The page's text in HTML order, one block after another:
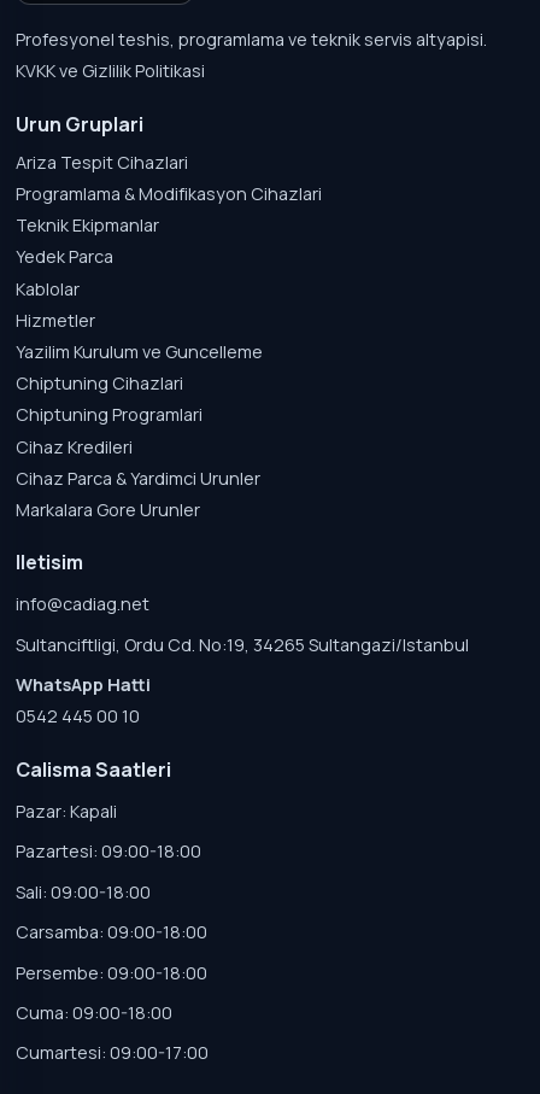
Profesyonel teshis, programlama ve teknik servis altyapisi.
KVKK ve Gizlilik Politikasi
Urun Gruplari
Ariza Tespit Cihazlari
Programlama & Modifikasyon Cihazlari
Teknik Ekipmanlar
Yedek Parca
Kablolar
Hizmetler
Yazilim Kurulum ve Guncelleme
Chiptuning Cihazlari
Chiptuning Programlari
Cihaz Kredileri
Cihaz Parca & Yardimci Urunler
Markalara Gore Urunler
Iletisim
info@cadiag.net
Sultanciftligi, Ordu Cd. No:19, 34265 Sultangazi/Istanbul
WhatsApp Hatti
0542 445 00 10
Calisma Saatleri
Pazar: Kapali
Pazartesi: 09:00-18:00
Sali: 09:00-18:00
Carsamba: 09:00-18:00
Persembe: 09:00-18:00
Cuma: 09:00-18:00
Cumartesi: 09:00-17:00